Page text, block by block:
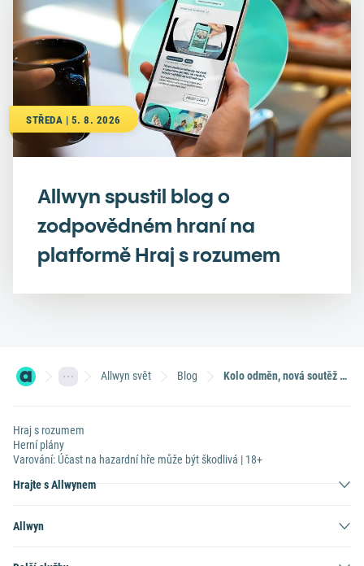
STŘEDA | 5. 8. 2026
Allwyn spustil blog o
zodpovědném hraní na
platformě Hraj s rozumem
Allwyn svět Blog Kolo odměn, nová soutěž SAZKAmobilu je tady! Vyhrát můžete až tisícový kredit navíc
Hraj s rozumem
Herní plány
Varování: Účast na hazardní hře může být škodlivá | 18+
Hrajte s Allwynem
Allwyn